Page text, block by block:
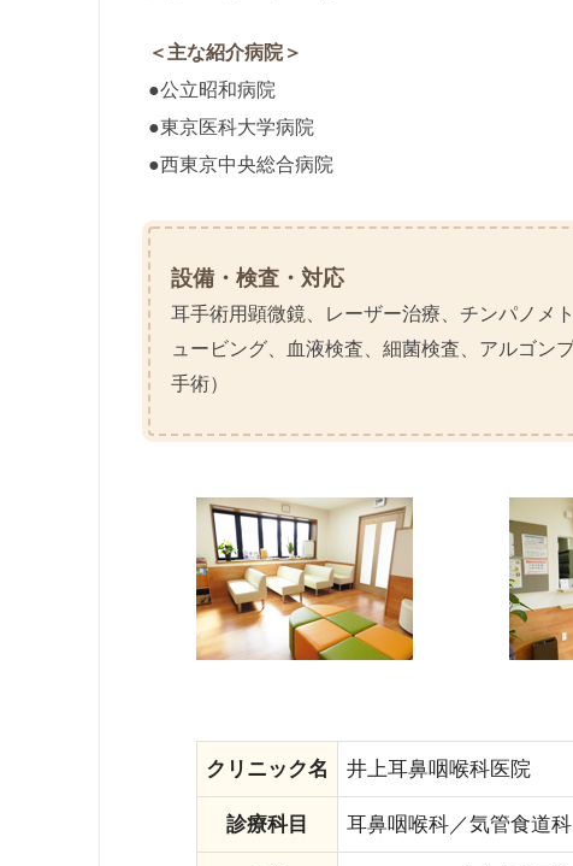
＜主な紹介病院＞
●公立昭和病院
●東京医科大学病院
●西東京中央総合病院
設備・検査・対応
耳手術用顕微鏡、レーザー治療、チンパノメ
ュービング、血液検査、細菌検査、アルゴン
手術）
クリニック名 井上耳鼻咽喉科医院
診療科目 耳鼻咽喉科／気管食道科